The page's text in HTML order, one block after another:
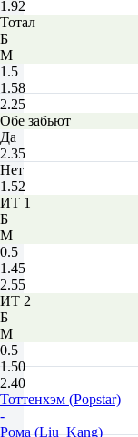
1.92
Тотал
Б
М
1.5
1.58
2.25
Обе забьют
Да
2.35
Нет
1.52
ИТ 1
Б
М
0.5
1.45
2.55
ИТ 2
Б
М
0.5
1.50
2.40
Тоттенхэм (Popstar)
-
Рома (Liu_Kang)